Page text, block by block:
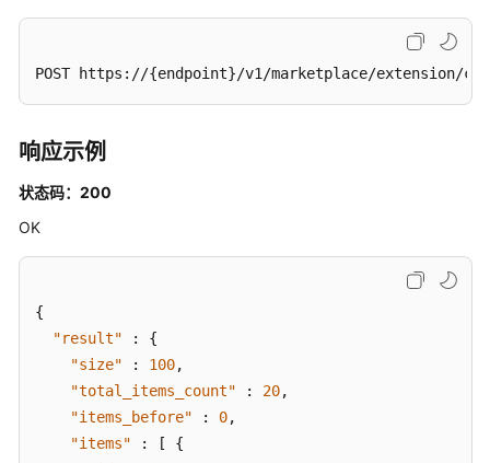
删
-
星
-
AddExtensionStar
POST https://{endpoint}/v1/marketplace/extension/
响应示例
状态码：200
OK
{
"result"
:
{
"size"
: 100,
"total_items_count"
: 20,
"items_before"
: 0,
"items"
: [
{